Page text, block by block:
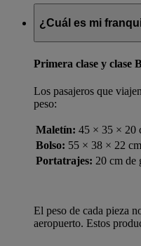
¿Cuál es mi
Primera clase y clase
Los pasajeros que
peso:
Maletín: 45 × 35 × 20
Bolso: 55 × 38 × 22 cm
Portatrajes: 20 cm de
El peso de cada pieza
aeropuerto. Estos